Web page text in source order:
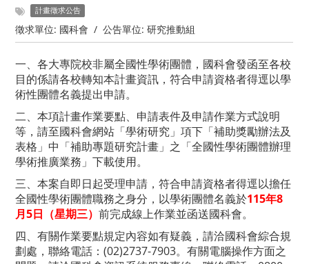
計畫徵求公告
徵求單位: 國科會 / 公告單位: 研究推動組
一、各大專院校非屬全國性學術團體，國科會發函至各校
目的係請各校轉知本計畫資訊，符合申請資格者得逕以學
術性團體名義提出申請。
二、本項計畫作業要點、申請表件及申請作業方式說明
等，請至國科會網站「學術研究」項下「補助獎勵辦法及
表格」中「補助專題研究計畫」之「全國性學術團體辦理
學術推廣業務」下載使用。
三、本案自即日起受理申請，符合申請資格者得逕以擔任
全國性學術團體職務之身分，以學術團體名義於115年8
月5日（星期三） 前完成線上作業並函送國科會。
四、有關作業要點規定內容如有疑義，請洽國科會綜合規
劃處，聯絡電話：(02)2737-7903。有關電腦操作方面之